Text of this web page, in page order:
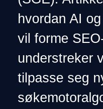
hvordan AI
vil forme
understreker
tilpasse seg